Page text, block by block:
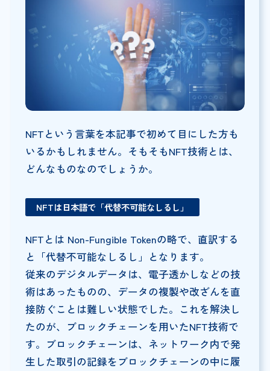
NFTという言葉を本記事で初めて目にした方も
いるかもしれません。そもそもNFT技術とは、
どんなものなのでしょうか。
NFTは日本語で「代替不可能なしるし」
NFTとは Non-Fungible Tokenの略で、直訳する
と「代替不可能なしるし」となります。
従来のデジタルデータは、電子透かしなどの技
術はあったものの、データの複製や改ざんを直
接防ぐことは難しい状態でした。これを解決し
たのが、ブロックチェーンを用いたNFT技術で
す。ブロックチェーンは、ネットワーク内で発
生した取引の記録をブロックチェーンの中に履